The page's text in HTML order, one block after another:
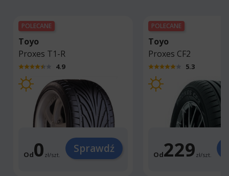
POLECANE
Toyo
Proxes T1-R
4.9
Od0 zł/szt. Sprawdź
POLECANE
Toyo
Proxes CF2
5.3
Od229 zł/szt.